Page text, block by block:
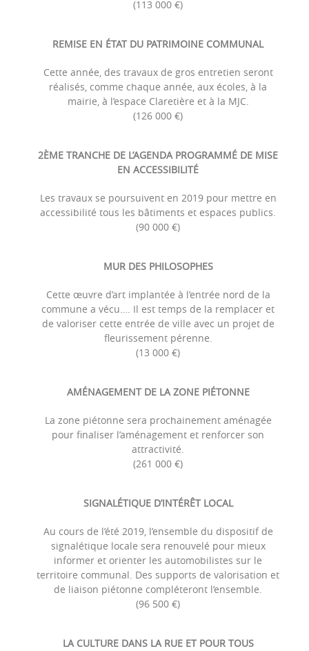
(113 000 €)
REMISE EN ÉTAT DU PATRIMOINE COMMUNAL
Cette année, des travaux de gros entretien seront
réalisés, comme chaque année, aux écoles, à la
mairie, à l’espace Claretière et à la MJC.
(126 000 €)
2ÈME TRANCHE DE L’AGENDA PROGRAMMÉ DE MISE
EN ACCESSIBILITÉ
Les travaux se poursuivent en 2019 pour mettre en
accessibilité tous les bâtiments et espaces publics.
(90 000 €)
MUR DES PHILOSOPHES
Cette œuvre d’art implantée à l’entrée nord de la
commune a vécu…. Il est temps de la remplacer et
de valoriser cette entrée de ville avec un projet de
fleurissement pérenne.
(13 000 €)
AMÉNAGEMENT DE LA ZONE PIÉTONNE
La zone piétonne sera prochainement aménagée
pour finaliser l’aménagement et renforcer son
attractivité.
(261 000 €)
SIGNALÉTIQUE D’INTÉRÊT LOCAL
Au cours de l’été 2019, l’ensemble du dispositif de
signalétique locale sera renouvelé pour mieux
informer et orienter les automobilistes sur le
territoire communal. Des supports de valorisation et
de liaison piétonne compléteront l’ensemble.
(96 500 €)
LA CULTURE DANS LA RUE ET POUR TOUS